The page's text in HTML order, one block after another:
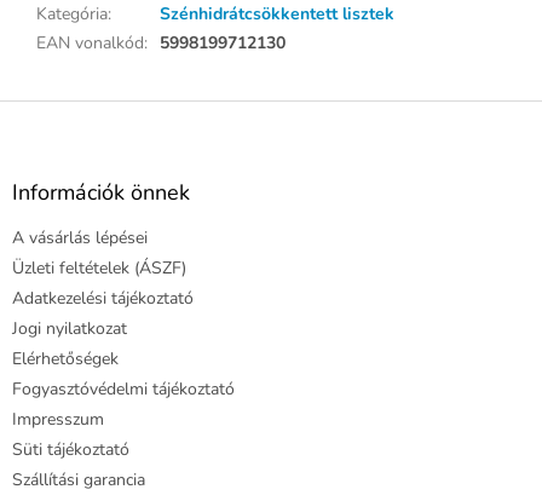
Kategória:
Szénhidrátcsökkentett lisztek
EAN vonalkód: 5998199712130
L
Információk önnek
A vásárlás lépései
Üzleti feltételek (ÁSZF)
Adatkezelési tájékoztató
Jogi nyilatkozat
Elérhetőségek
Fogyasztóvédelmi tájékoztató
Impresszum
Süti tájékoztató
Szállítási garancia